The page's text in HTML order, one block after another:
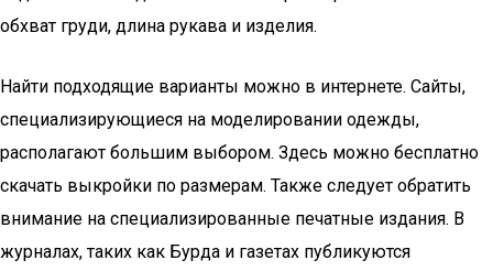
обхват груди, длина рукава и изделия.
Найти подходящие варианты можно в интернете. Сайты,
специализирующиеся на моделировании одежды,
располагают большим выбором. Здесь можно бесплатно
скачать выкройки по размерам. Также следует обратить
внимание на специализированные печатные издания. В
журналах, таких как Бурда и газетах публикуются